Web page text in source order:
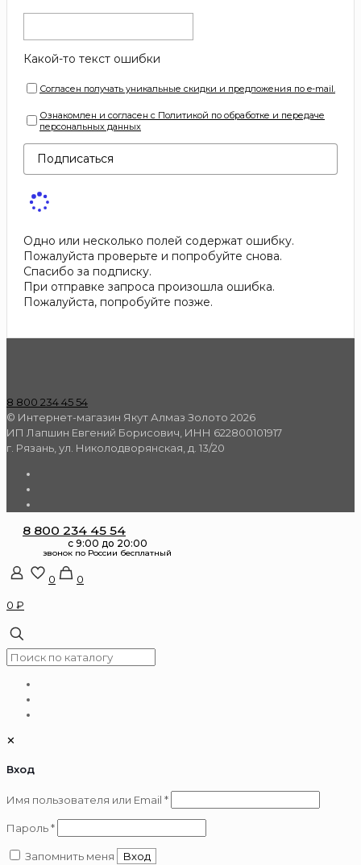
Какой-то текст ошибки
Согласен получать уникальные скидки и предложения по e-mail.
Ознакомлен и согласен с Политикой по обработке и передаче
персональных данных
Подписаться
Одно или несколько полей содержат ошибку.
Пожалуйста проверьте и попробуйте снова.
Спасибо за подписку.
При отправке запроса произошла ошибка.
Пожалуйста, попробуйте позже.
8 800 234 45 54
© Интернет-магазин Якут Алмаз Золото 2026
ИП Лапшин Евгений Борисович, ИНН 622800101917
г. Рязань, ул. Николодворянская, д. 13/20
8 800 234 45 54
0
0
0 ₽
✕
Вход
Имя пользователя или Email *Обязательно
Пароль*Обязательно
Запомнить меня
Вход